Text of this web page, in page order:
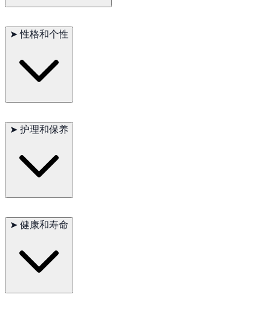
可能会通过喵喵叫或占据可用的膝盖来寻求家人的注意。尽管他
非常健壮。
➤ 性格和个性
慧，赢得了忠实的追随者。这些自信、友好的猫与他们的家庭
建立了深厚的情感联系，是忠诚的伴侣。
➤ 护理和保养
康至关重要。他们还需要均衡的饮食和大量的玩耍时间，以保持
➤ 健康和寿命